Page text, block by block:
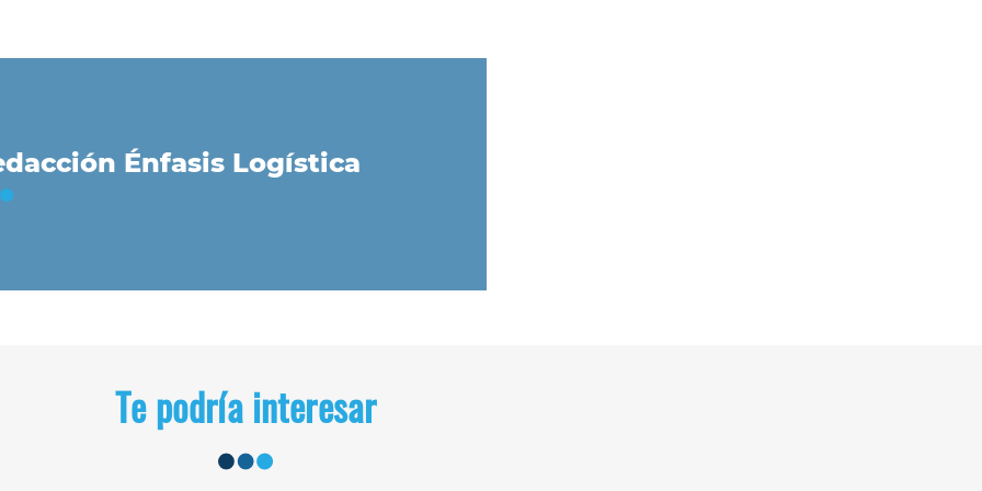
Énfasis Logística
Te podría interesar